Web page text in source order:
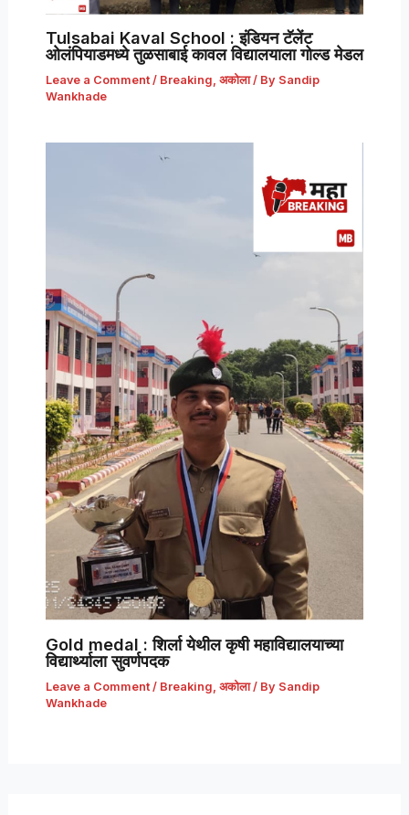
Tulsabai Kaval School : इंडियन टॅलेंट
ओलंपियाडमध्ये तुळसाबाई कावल विद्यालयाला गोल्ड मेडल
Leave a Comment / Breaking अकोला/ By Sandip
Wankhade
Gold medal : शिर्ला येथील कृषी महाविद्यालयाच्या
विद्यार्थ्याला सुवर्णपदक
Leave a Comment / Breaking अकोला/ By Sandip
Wankhade